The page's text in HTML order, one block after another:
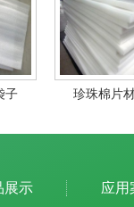
子 珍珠棉片
展示 应用